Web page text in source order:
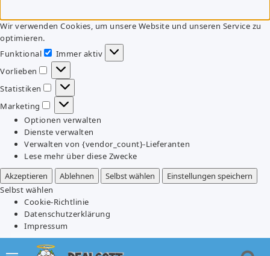
Wir verwenden Cookies, um unsere Website und unseren Service zu
optimieren.
Funktional
Funktional
Immer aktiv
Vorlieben
Vorlieben
Statistiken
Statistiken
Marketing
Marketing
Optionen verwalten
Dienste verwalten
Verwalten von {vendor_count}-Lieferanten
Lese mehr über diese Zwecke
Akzeptieren
Ablehnen Selbst wählen
Einstellungen speichern
Selbst wählen
Cookie-Richtlinie
Datenschutzerklärung
Impressum